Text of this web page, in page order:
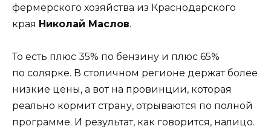
фермерского хозяйства из Краснодарского
края Николай Маслов.
То есть плюс 35% по бензину и плюс 65%
по солярке. В столичном регионе держат более
низкие цены, а вот на провинции, которая
реально кормит страну, отрываются по полной
программе. И результат, как говорится, налицо.